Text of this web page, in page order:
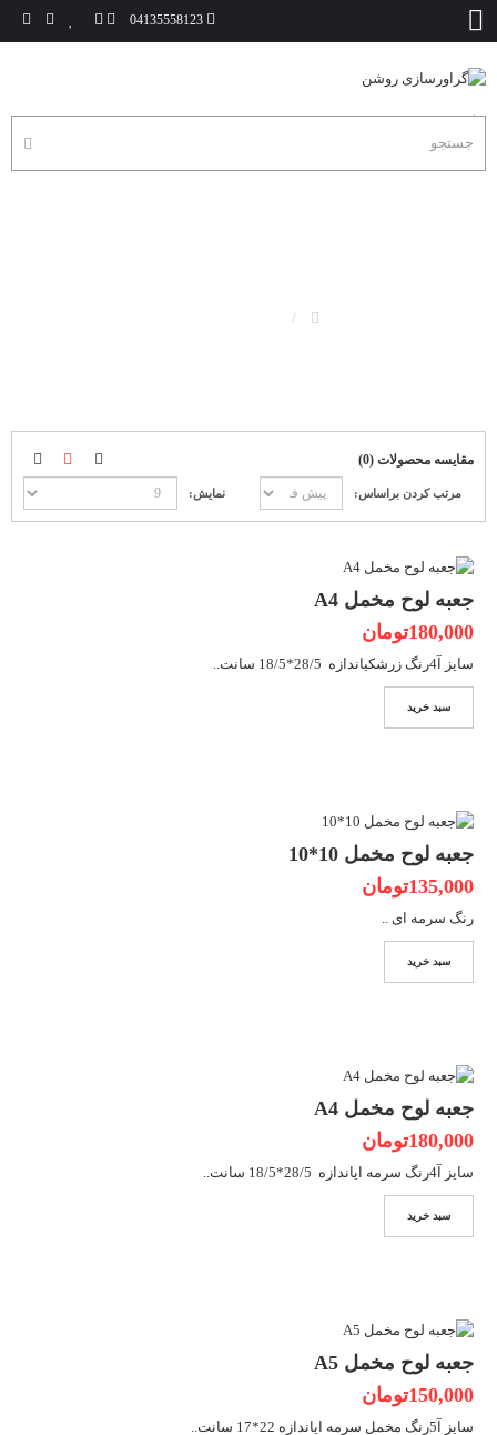
04135558123
مقایسه محصولات (0)
مرتب کردن براساس: نمایش:
جعبه لوح مخمل A4
180,000تومان
سایز آ4رنگ زرشکیاندازه 28/5*18/5 سانت..
سبد خرید
جعبه لوح مخمل 10*10
135,000تومان
رنگ سرمه ای ..
سبد خرید
جعبه لوح مخمل A4
180,000تومان
سایز آ4رنگ سرمه ایاندازه 28/5*18/5 سانت..
سبد خرید
جعبه لوح مخمل A5
150,000تومان
سایز آ5رنگ مخمل سرمه ایاندازه 22*17 سانت..